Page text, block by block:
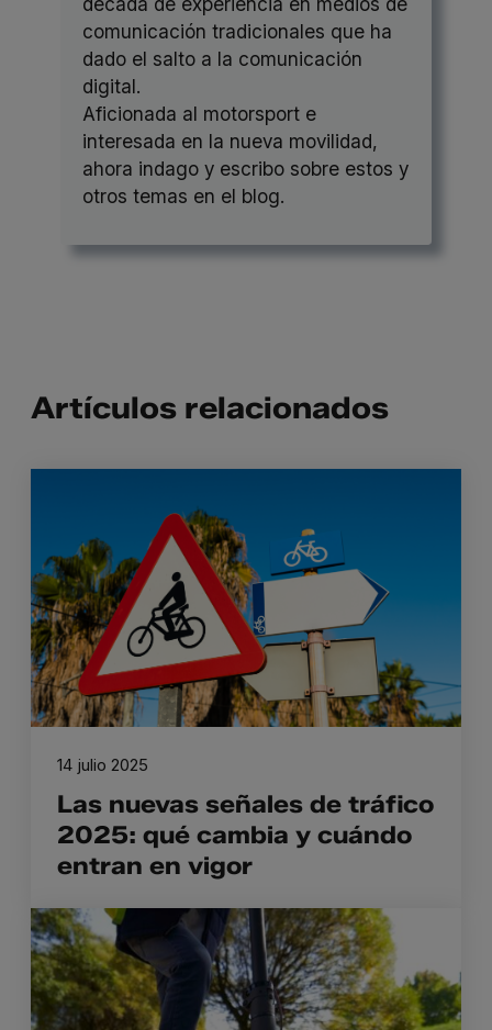
comunicación tradicionales que ha
dado el salto a la comunicación
digital.
Aficionada al motorsport e
interesada en la nueva movilidad,
ahora indago y escribo sobre estos y
otros temas en el blog.
Artículos relacionados
Las nuevas señales de tráfico
2025: qué cambia y cuándo
entran en vigor
14 julio 2025